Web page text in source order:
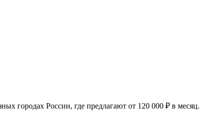
городах России, где предлагают от 120 000 ₽ в месяц.